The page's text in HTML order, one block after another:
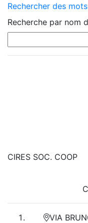
Rechercher des
Recherche par nom
CIRES SOC. COOP
VIA